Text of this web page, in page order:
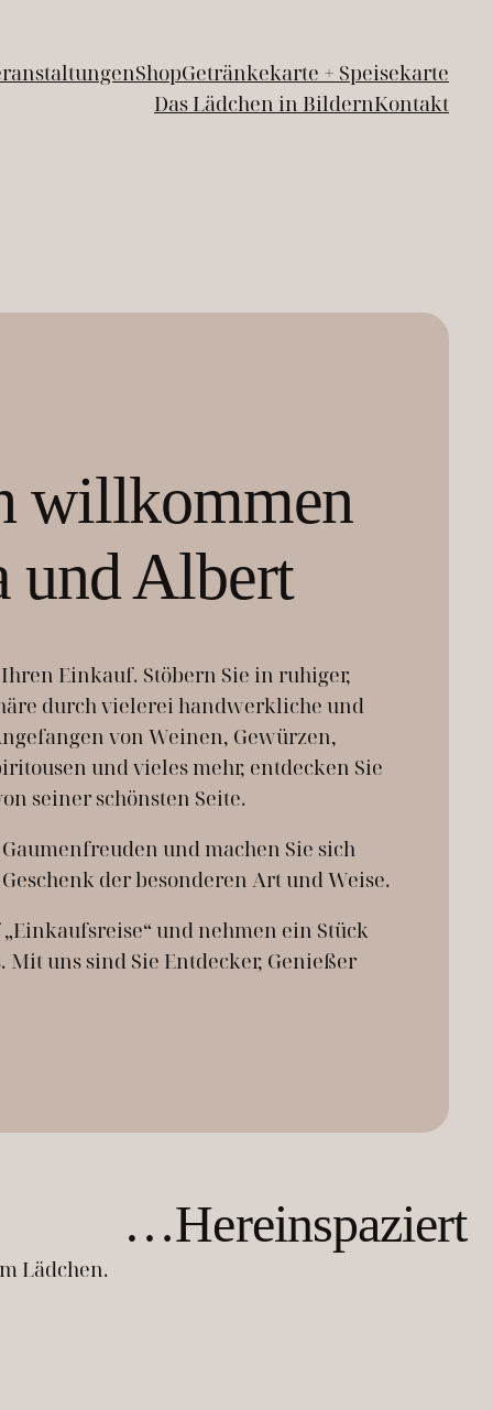
ShopGetränkekarte + Speisekarte
Das Lädchen in BildernKontakt
willkommen
und Albert
Einkauf. Stöbern Sie in ruhiger,
durch vielerei handwerkliche und
von Weinen, Gewürzen,
und vieles mehr, entdecken Sie
seiner schönsten Seite.
und machen Sie sich
der besonderen Art und Weise.
und nehmen ein Stück
Mit uns sind Sie Entdecker, Genießer
…Hereinspaziert
Lädchen.